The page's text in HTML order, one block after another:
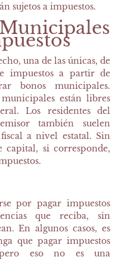
sujetos a impuestos.
una de las únicas, de
impuestos a partir de
bonos municipales.
están libres
Los residentes del
también suelen
a nivel estatal. Sin
capital, si corresponde,
por pagar impuestos
que reciba, sin
En algunos casos, es
que pagar impuestos
eso no es una